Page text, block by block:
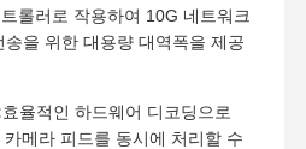
롤러로 작용하여 10G 네트워크
을 위한 대용량 대역폭을 제공
효율적인 하드웨어 디코딩으로
메라 피드를 동시에 처리할 수